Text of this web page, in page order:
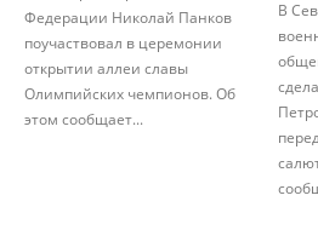
Федерации Николай Панков
поучаствовал в церемонии
открытии аллеи славы
Олимпийских чемпионов. Об
этом сообщает...
В